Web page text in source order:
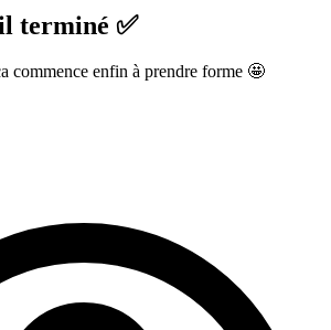
terminé ✅
commence enfin à prendre forme 🤩